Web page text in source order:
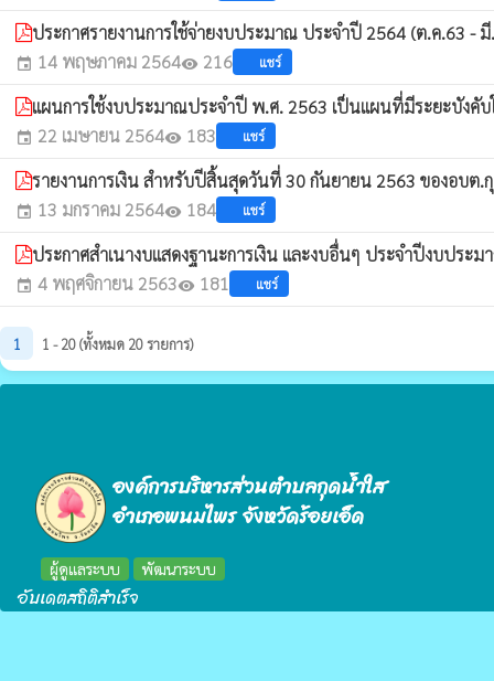
ประกาศรายงานการใช้จ่ายงบประมาณ ประจำปี 2564 (ต.ค.63 -
event 14 พฤษภาคม 2564visibility 216 แชร์
แผนการใช้งบประมาณประจำปี พ.ศ. 2563 เป็นแผนที่มีระยะบังคั
event 22 เมษายน 2564visibility 183 แชร์
รายงานการเงิน สำหรับปีสิ้นสุดวันที่ 30 กันยายน 2563 ของอบต.
event 13 มกราคม 2564visibility 184 แชร์
ประกาศสำเนางบแสดงฐานะการเงิน และงบอื่นๆ ประจำปีงบประ
event 4 พฤศจิกายน 2563visibility 181 แชร์
1 1 - 20 (ทั้งหมด 20 รายการ)
องค์การบริหารส่วนตำบลกุดน้ำใส
อำเภอพนมไพร จังหวัดร้อยเอ็ด
ผู้ดูแลระบบ พัฒนาระบบ
อับเดตสถิติสำเร็จ